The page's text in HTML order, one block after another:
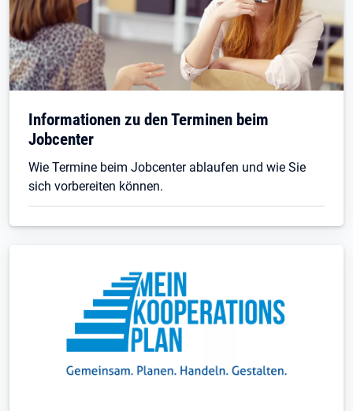
Informationen zu den Terminen beim
Jobcenter
Wie Termine beim Jobcenter ablaufen und wie Sie
sich vorbereiten können.